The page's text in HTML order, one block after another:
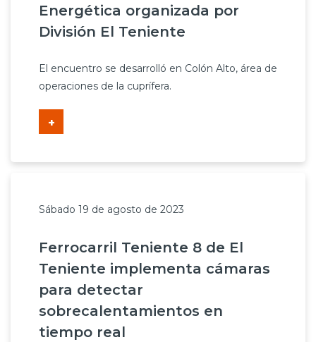
Energética organizada por
División El Teniente
El encuentro se desarrolló en Colón Alto, área de
operaciones de la cuprífera.
+
Sábado 19 de agosto de 2023
Ferrocarril Teniente 8 de El
Teniente implementa cámaras
para detectar
sobrecalentamientos en
tiempo real